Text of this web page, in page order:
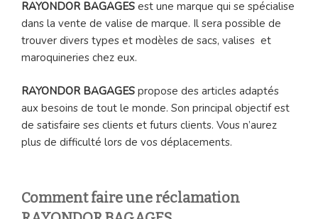
RAYONDOR BAGAGES est une marque qui se spécialise
dans la vente de valise de marque. Il sera possible de
trouver divers types et modèles de sacs, valises et
maroquineries chez eux.
RAYONDOR BAGAGES propose des articles adaptés
aux besoins de tout le monde. Son principal objectif est
de satisfaire ses clients et futurs clients. Vous n’aurez
plus de difficulté lors de vos déplacements.
Comment faire une réclamation